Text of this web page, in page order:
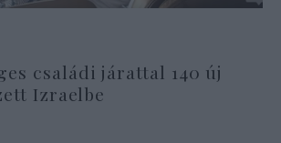
családi járattal 140 új
Izraelbe